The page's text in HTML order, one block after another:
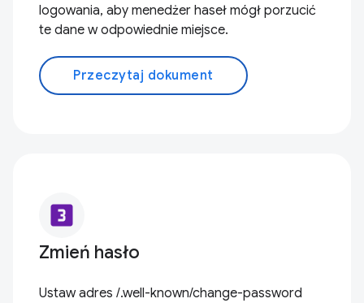
logowania, aby menedżer haseł mógł porzucić
te dane w odpowiednie miejsce.
Przeczytaj dokument
looks_3
Zmień hasło
Ustaw adres /.well-known/change-password